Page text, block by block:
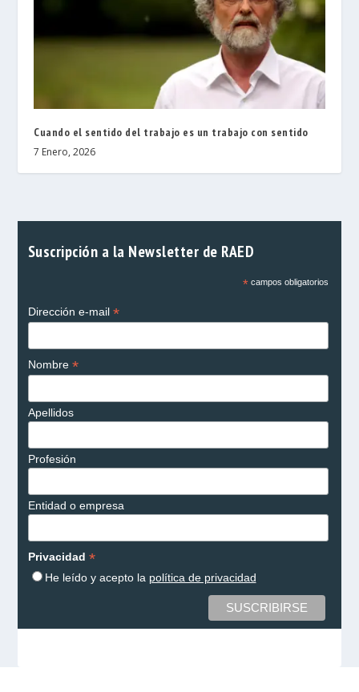
Cuando el sentido del trabajo es un trabajo con sentido
7 Enero, 2026
Suscripción a la Newsletter de RAED
*campos obligatorios
Dirección e-mail *
Nombre *
Apellidos
Profesión
Entidad o empresa
Privacidad *
He leído y acepto la política de privacidad